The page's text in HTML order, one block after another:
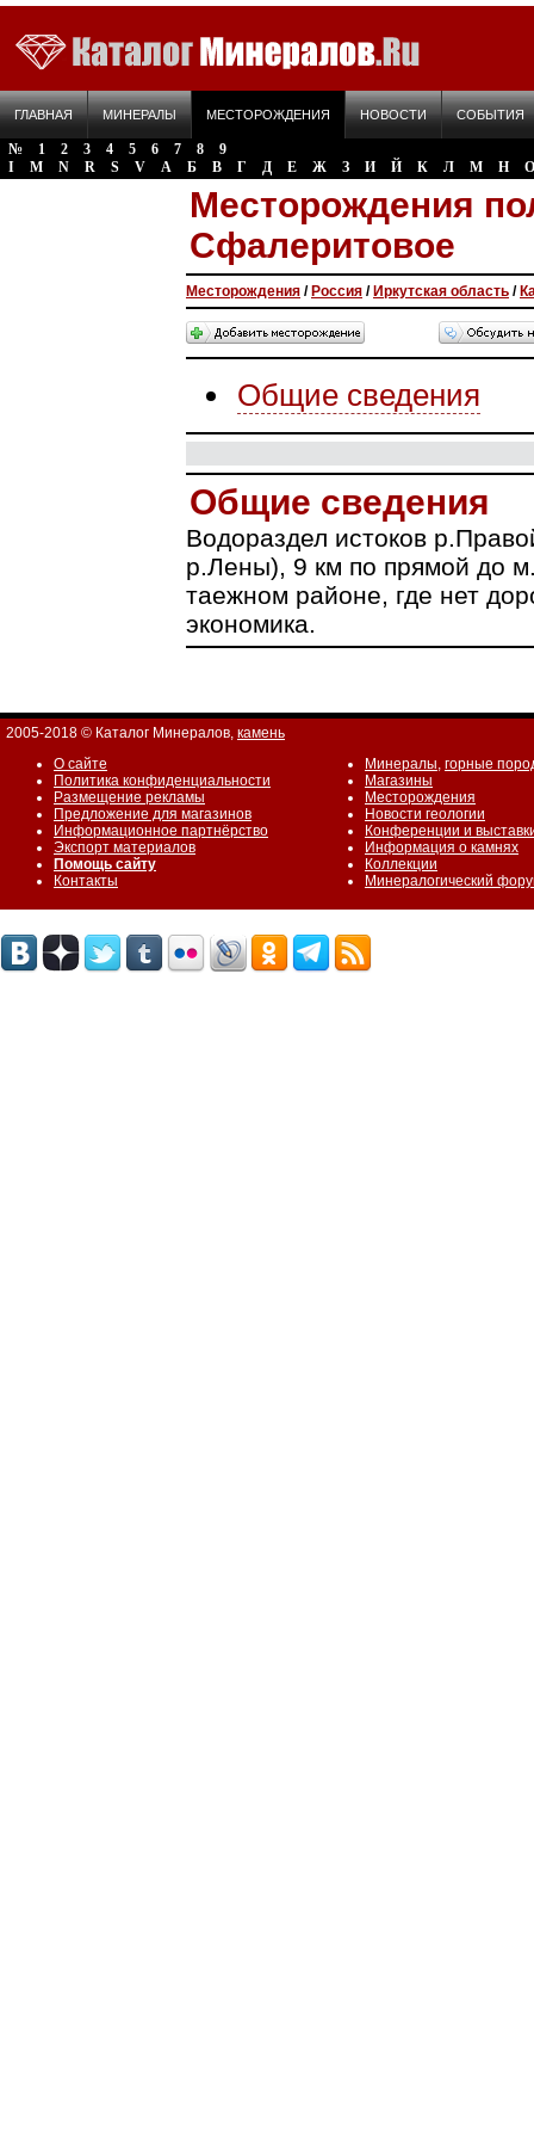
ГЛАВНАЯ МИНЕРАЛЫ МЕСТОРОЖДЕНИЯ НОВОСТИ СОБЫТИЯ
№ 1 2 3 4 5 6 7 8
9
I
M N R S V А Б В Г Д Е Ж З И Й К Л М Н О
Месторождения
Сфалеритовое
Месторождения / Россия / Иркутская область /
Общие сведения
Общие сведения
Водораздел истоков
р.Лены), 9 км по прямой до
таежном районе, где нет
экономика.
2005-2018 © Каталог Минералов, камень
О сайте
Политика конфиденциальности
Размещение рекламы
Предложение для магазинов
Информационное партнёрство
Экспорт материалов
Помощь сайту
Контакты
Минералы, горные
Магазины
Месторождения
Новости геологии
Конференции и
Информация о камнях
Коллекции
Минералогический